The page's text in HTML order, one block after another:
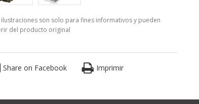
ilustraciones son solo para fines informativos y pueden
del producto original
Share on Facebook Imprimir